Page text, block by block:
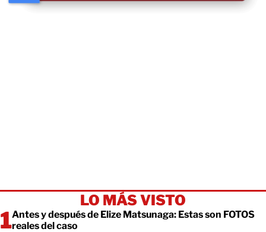
LO MÁS VISTO
Antes y después de Elize Matsunaga: Estas son FOTOS
reales del caso